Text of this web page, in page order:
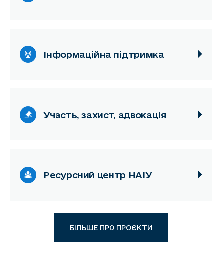
Інформаційна підтримка
Участь, захист, адвокація
Ресурсний центр НАІУ
БІЛЬШЕ ПРО ПРОЄКТИ